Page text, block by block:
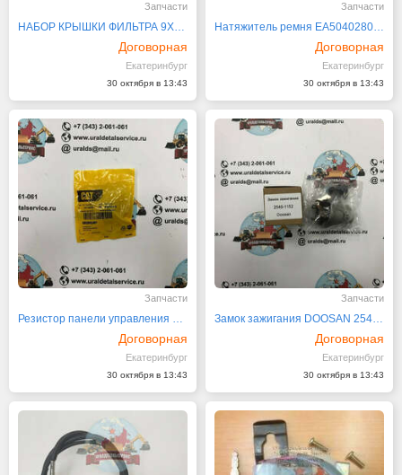
Запчасти
НАБОР КРЫШКИ ФИЛЬТРА 9X-2205
Договорная
Екатеринбург
30 октября в 13:43
Запчасти
Натяжитель ремня EA504028028 ИТАЛИЯ
Договорная
Екатеринбург
30 октября в 13:43
Запчасти
Резистор панели управления 141-6258
Договорная
Екатеринбург
30 октября в 13:43
Запчасти
Замок зажигания DOOSAN 2549-1152
Договорная
Екатеринбург
30 октября в 13:43